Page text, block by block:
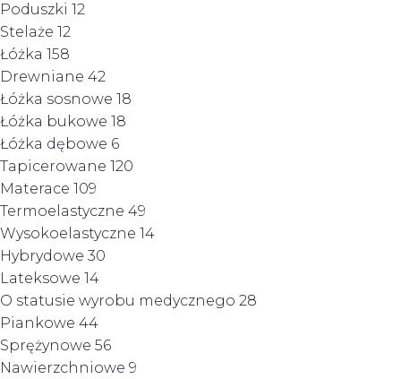
Poduszki 12
Stelaże 12
Łóżka 158
Drewniane 42
Łóżka sosnowe 18
Łóżka bukowe 18
Łóżka dębowe 6
Tapicerowane 120
Materace 109
Termoelastyczne 49
Wysokoelastyczne 14
Hybrydowe 30
Lateksowe 14
O statusie wyrobu medycznego 28
Piankowe 44
Sprężynowe 56
Nawierzchniowe 9